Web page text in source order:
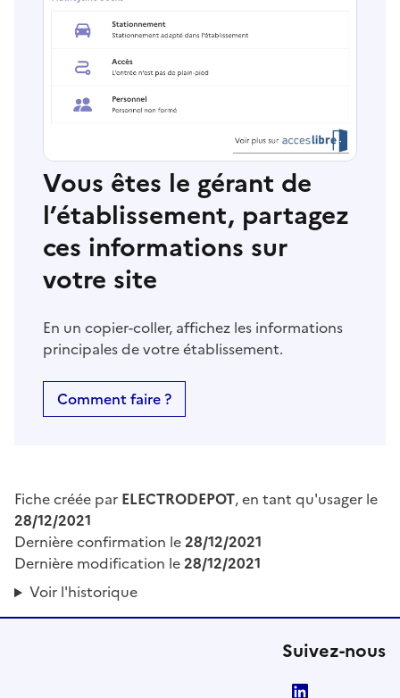
Vous êtes le gérant de
l’établissement, partagez
ces informations sur
votre site
En un copier-coller, affichez les informations
principales de votre établissement.
Comment faire ?
Fiche créée par ELECTRODEPOT, en tant qu'usager le
28/12/2021
Dernière confirmation le28/12/2021
Dernière modification le28/12/2021
Voir l'historique
Suivez-nous